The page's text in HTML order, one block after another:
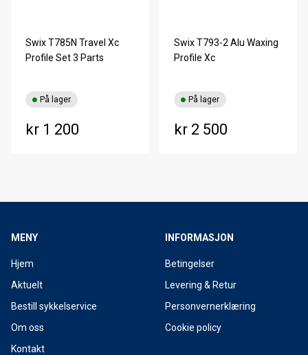
Swix T785N Travel Xc
Profile Set 3 Parts
kr 1 200
På lager
Swix T793-2 Alu Waxing
Profile Xc
kr 2 500
På lager
MENY
Hjem
Aktuelt
Bestill sykkelservice
Om oss
Kontakt
INFORMASJON
Betingelser
Levering & Retur
Personvernerklæring
Cookie policy